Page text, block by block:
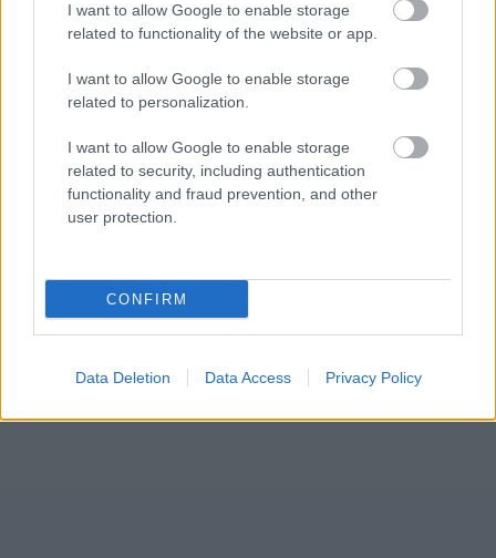
I want to allow Google to enable storage
related to functionality of the website or app.
I want to allow Google to enable storage
related to personalization.
I want to allow Google to enable storage
related to security, including authentication
functionality and fraud prevention, and other
user protection.
CONFIRM
Data Deletion Data Access Privacy Policy
NÉPSZERŰ